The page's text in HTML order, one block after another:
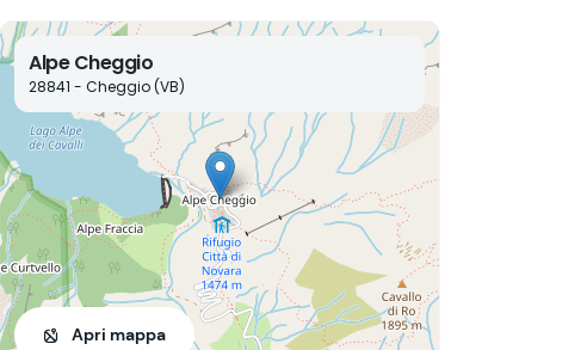
Alpe Cheggio
28841 - Cheggio (VB)
Apri mappa